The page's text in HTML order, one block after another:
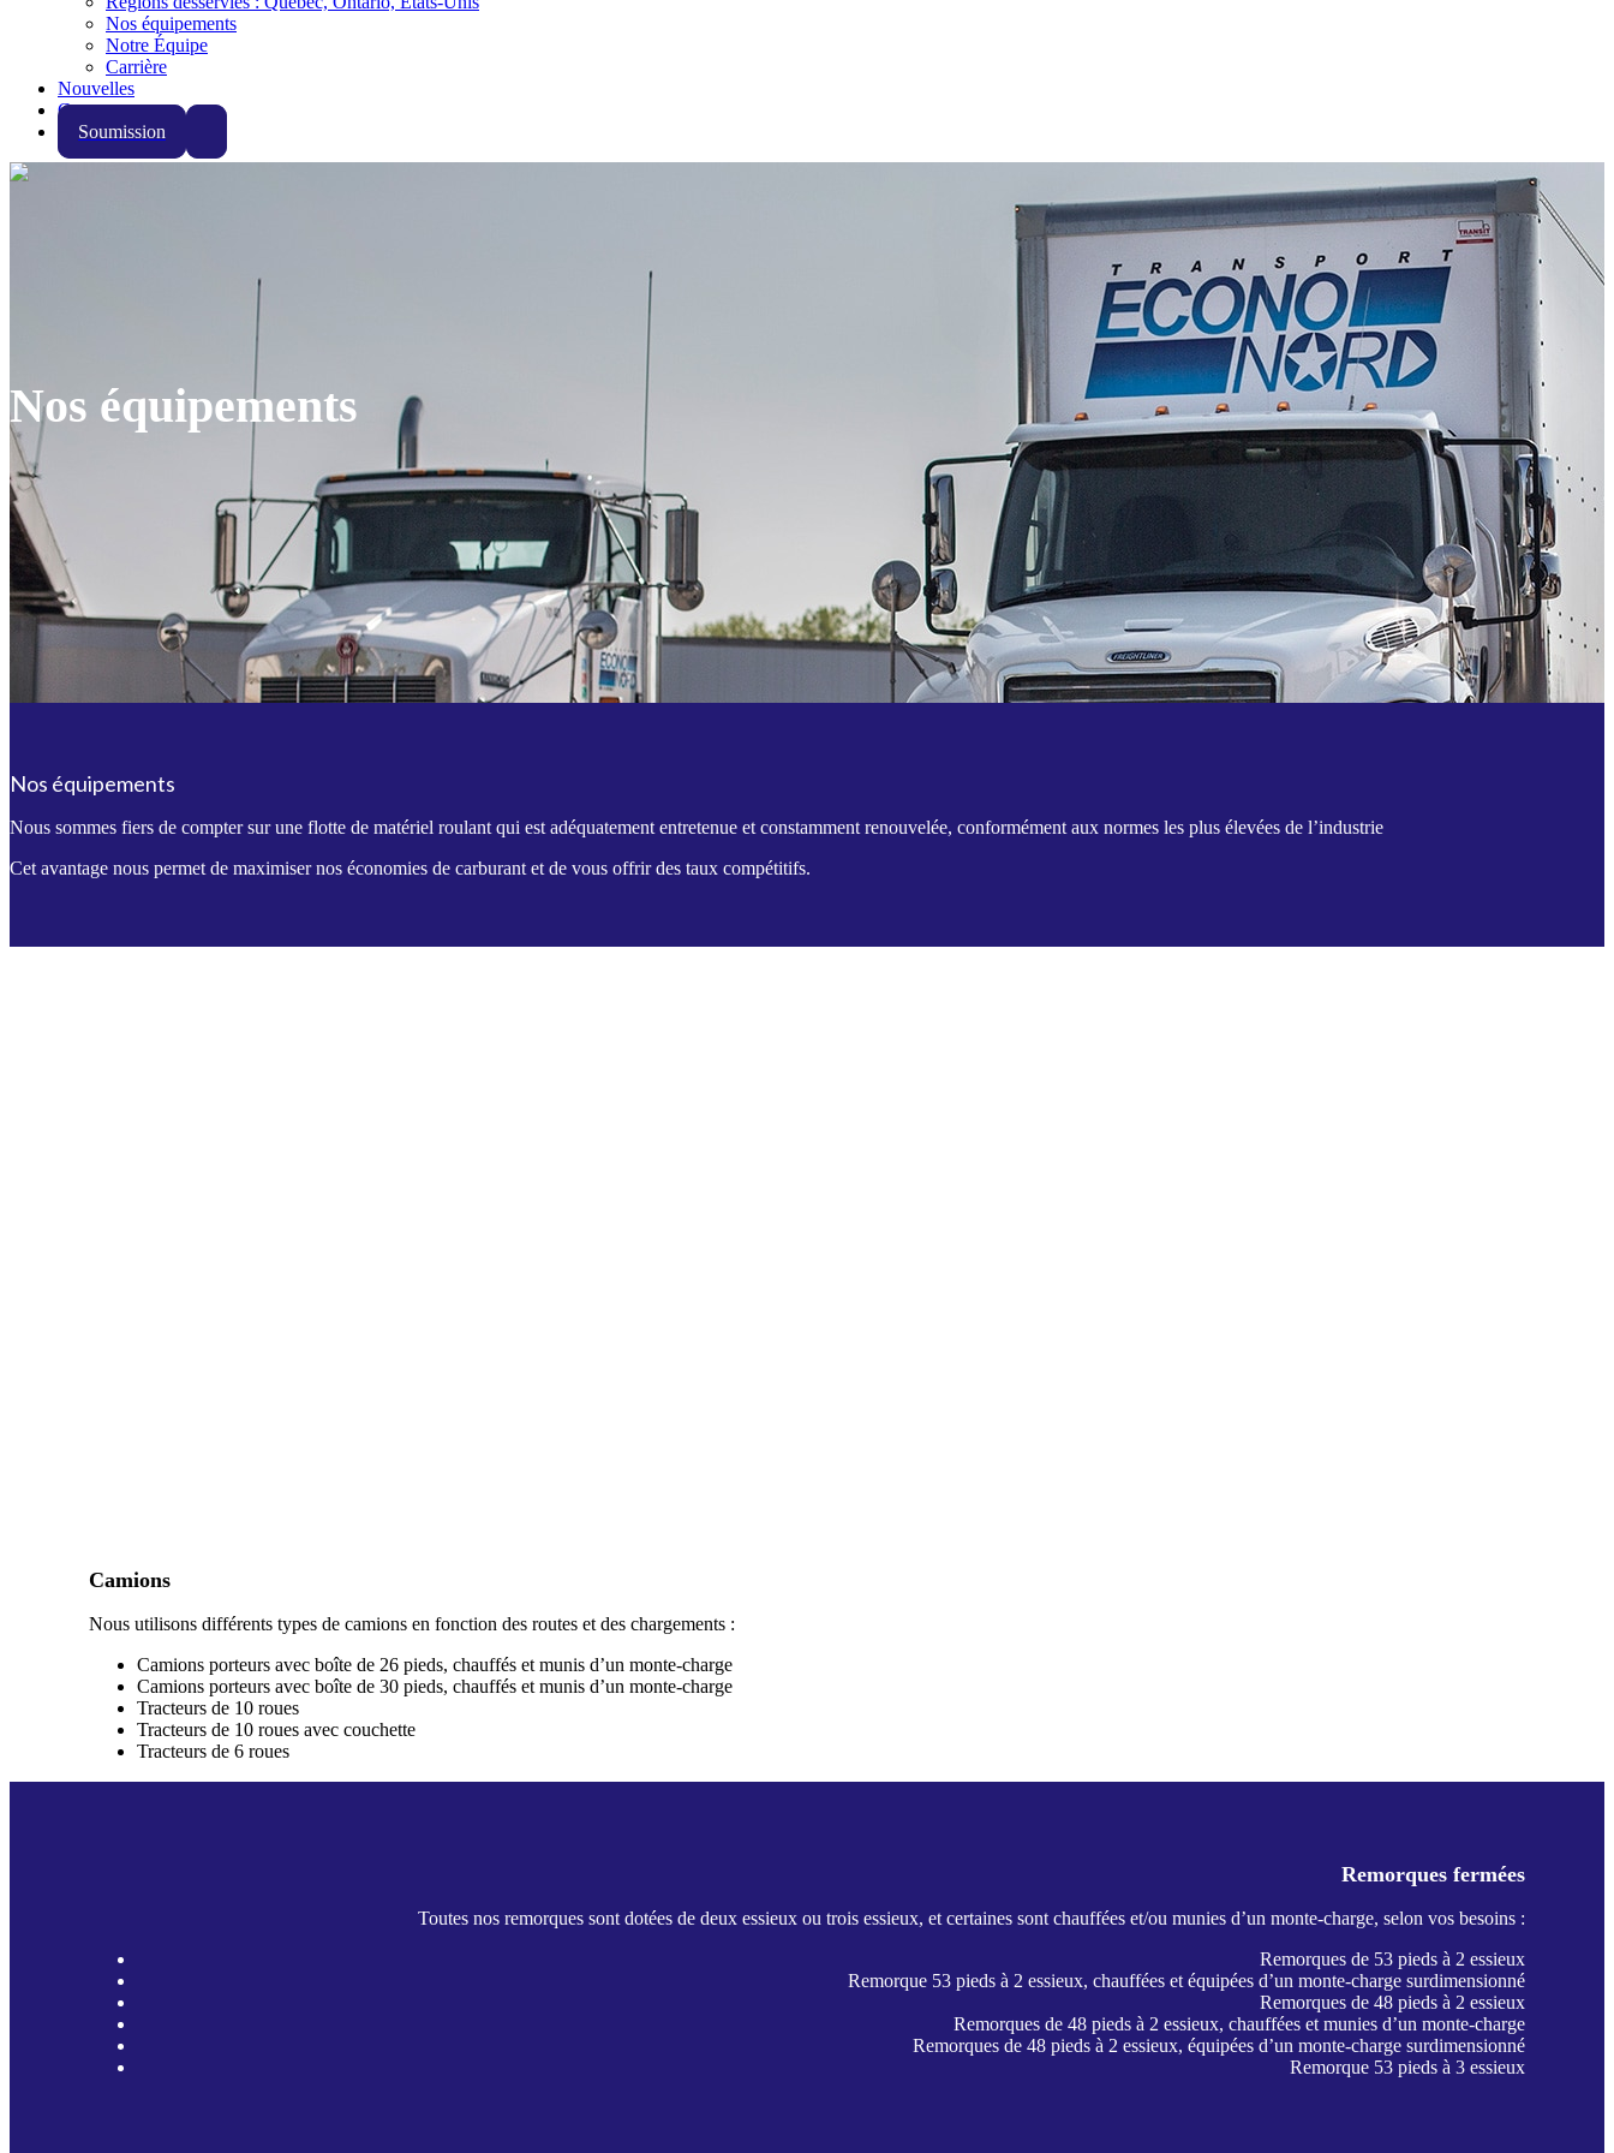
Nos équipements
Notre Équipe
Carrière
Nouvelles
Contact
Soumission
Nos équipements
Nos équipements
Nous sommes fiers de compter sur une flotte de matériel roulant qui est adéquatement entretenue et constamment renouvelée, conformément aux normes les plus élevées de l’industrie
Cet avantage nous permet de maximiser nos économies de carburant et de vous offrir des taux compétitifs.
Camions
Nous utilisons différents types de camions en fonction des routes et des chargements :
Camions porteurs avec boîte de 26 pieds, chauffés et munis d’un monte-charge
Camions porteurs avec boîte de 30 pieds, chauffés et munis d’un monte-charge
Tracteurs de 10 roues
Tracteurs de 10 roues avec couchette
Tracteurs de 6 roues
Remorques fermées
Toutes nos remorques sont dotées de deux essieux ou trois essieux, et certaines sont chauffées et/ou munies d’un monte-charge, selon vos besoins :
Remorques de 53 pieds à 2 essieux
Remorque 53 pieds à 2 essieux, chauffées et équipées d’un monte-charge surdimensionné
Remorques de 48 pieds à 2 essieux
Remorques de 48 pieds à 2 essieux, chauffées et munies d’un monte-charge
Remorques de 48 pieds à 2 essieux, équipées d’un monte-charge surdimensionné
Remorque 53 pieds à 3 essieux